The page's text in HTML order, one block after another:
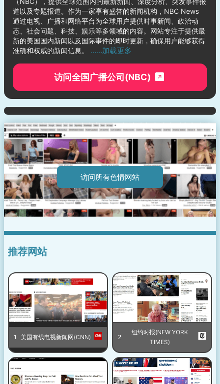
道以及专题报道。作为一家享有盛誉的新闻机构，NBC News
通过电视、广播和网络平台为全球用户提供时事新闻、政治动
态、社会问题、科技、娱乐等多领域的内容。网站专注于提供最
新的美国国内新闻以及国际事件的即时更新，确保用户能够获得
准确和权威的新闻信息。 ……加载更多
访问全国广播公司(NBC)
访问所有色情网站
推荐网站
1 美国有线电视新闻网(CNN) 2
纽约时报(NEW YORK
TIMES)